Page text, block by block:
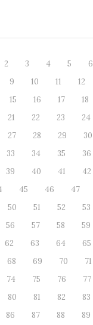
2 3 4 5 6
9 10 11 12
15 16 17 18
21 22 23 24
27 28 29 30
33 34 35 36
39 40 41 42
45 46 47
50 51 52 53
56 57 58 59
62 63 64 65
68 69 70 71
74 75 76 77
80 81 82 83
86 87 88 89